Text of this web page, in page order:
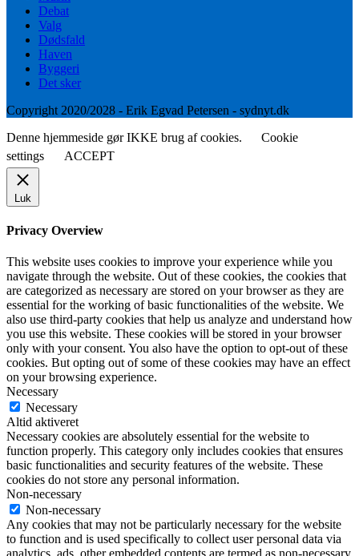
Debat
Valg
Dødsfald
Haven
Byggeri
Det sker
Copyright 2020/2028 - Erik Egvad Petersen - sydnyt.dk
Denne hjemmeside gør IKKE brug af cookies.
Cookie
settings
ACCEPT
Luk
Privacy Overview
This website uses cookies to improve your experience while you
navigate through the website. Out of these cookies, the cookies that
are categorized as necessary are stored on your browser as they are
essential for the working of basic functionalities of the website. We
also use third-party cookies that help us analyze and understand how
you use this website. These cookies will be stored in your browser
only with your consent. You also have the option to opt-out of these
cookies. But opting out of some of these cookies may have an effect
on your browsing experience.
Necessary
Necessary
Altid aktiveret
Necessary cookies are absolutely essential for the website to
function properly. This category only includes cookies that ensures
basic functionalities and security features of the website. These
cookies do not store any personal information.
Non-necessary
Non-necessary
Any cookies that may not be particularly necessary for the website
to function and is used specifically to collect user personal data via